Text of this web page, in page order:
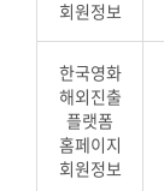
회원정보
한국영화
해외진출
플랫폼
홈페이지
회원정보